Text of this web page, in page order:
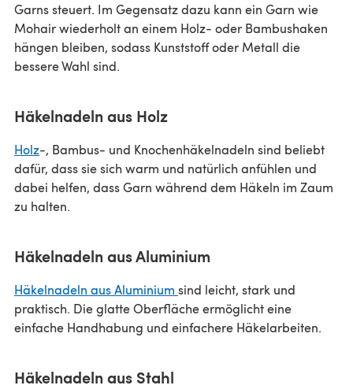
Garns steuert. Im Gegensatz dazu kann ein Garn wie
Mohair wiederholt an einem Holz- oder Bambushaken
hängen bleiben, sodass Kunststoff oder Metall die
bessere Wahl sind.
Häkelnadeln aus Holz
Holz-, Bambus- und Knochenhäkelnadeln sind beliebt
dafür, dass sie sich warm und natürlich anfühlen und
dabei helfen, dass Garn während dem Häkeln im Zaum
zu halten.
Häkelnadeln aus Aluminium
Häkelnadeln aus Aluminium sind leicht, stark und
praktisch. Die glatte Oberfläche ermöglicht eine
einfache Handhabung und einfachere Häkelarbeiten.
Häkelnadeln aus Stahl